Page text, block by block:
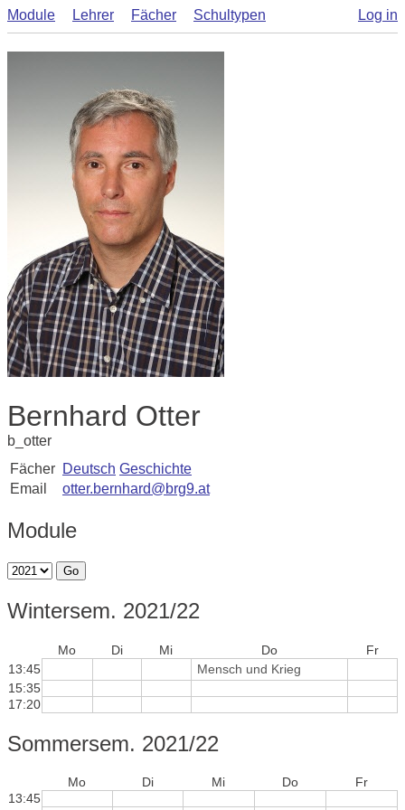
Module Lehrer Fächer Schultypen Log in
Bernhard Otter
b_otter
Fächer Deutsch Geschichte
Email
otter.bernhard@brg9.at
Module
Go
Wintersem. 2021/22
Mo Di Mi Do
Fr
13:45
Mensch und Krieg
15:35
17:20
Sommersem. 2021/22
Mo Di Mi Do
Fr
13:45